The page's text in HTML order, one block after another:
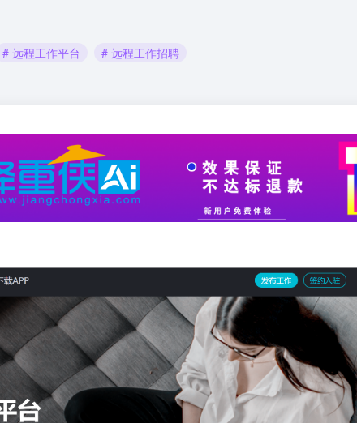
# 远程工作平台 # 远程工作招聘